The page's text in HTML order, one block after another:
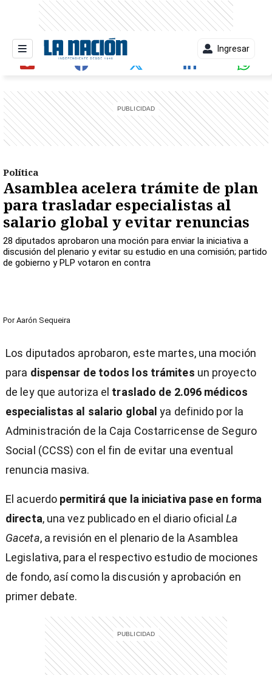
Ingresar
Política
Asamblea acelera trámite de plan
para trasladar especialistas al
salario global y evitar renuncias
28 diputados aprobaron una moción para enviar la iniciativa a
discusión del plenario y evitar su estudio en una comisión; partido
de gobierno y PLP votaron en contra
Por Aarón Sequeira
Los diputados aprobaron, este martes, una moción
para dispensar de todos los trámites un proyecto
de ley que autoriza el traslado de 2.096 médicos
especialistas al salario global ya definido por la
Administración de la Caja Costarricense de Seguro
Social (CCSS) con el fin de evitar una eventual
renuncia masiva.
El acuerdo permitirá que la iniciativa pase en forma
directa, una vez publicado en el diario oficial La
Gaceta, a revisión en el plenario de la Asamblea
Legislativa, para el respectivo estudio de mociones
de fondo, así como la discusión y aprobación en
primer debate.